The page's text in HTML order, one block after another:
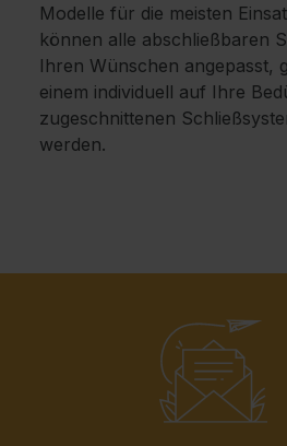
Modelle für die meisten
können alle abschließbaren
Ihren Wünschen angepasst,
einem individuell auf Ihre
zugeschnittenen
werden.